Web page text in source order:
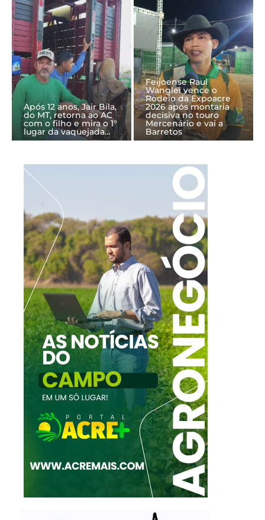
Após 12 anos, Jair Bila,
do MT, retorna ao AC
com o filho e mira o 1°
lugar da vaquejada…
Feijoense Raul
Wanglei vence o
Rodeio da Expoacre
2026 após montaria
decisiva no touro
Mercenário e vai a
Barretos